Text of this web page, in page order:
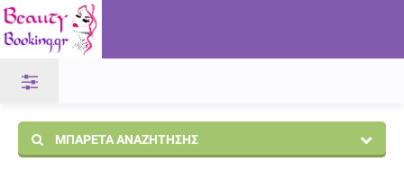
ΜΠΑΡΈΤΑ ΑΝΑΖΉΤΗΣΗΣ